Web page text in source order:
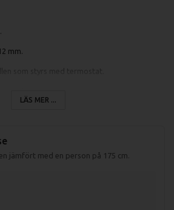
mm.
70/08 E:
LÄS MER ...
jämfört med en person på 175 cm.